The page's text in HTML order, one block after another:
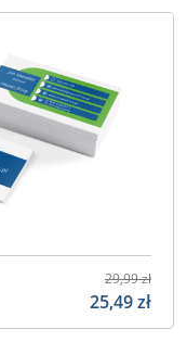
29,99zł
25,49zł